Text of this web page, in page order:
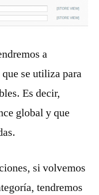
a
se utiliza para
Es decir,
global y que
si volvemos
tendremos